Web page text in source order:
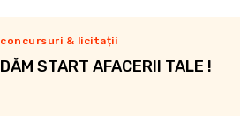
concursuri & licitații
DĂM START AFACERII TALE !